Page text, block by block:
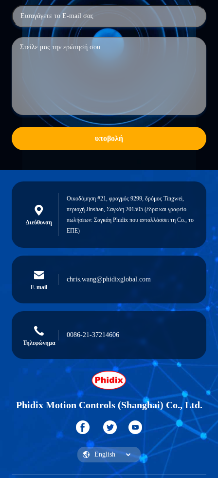
υποβολή
Διεύθυνση
Οικοδόμηση #21, φραγμός 9299, δρόμος Tingwei,
περιοχή Jinshan, Σαγκάη 201505 (έδρα και γραφείο
πωλήσεων: Σαγκάη Phidix που ανταλλάσσει τη Co., το
ΕΠΕ)
E-mail
chris.wang@phidixglobal.com
Τηλεφώνημα
0086-21-37214606
Phidix Motion Controls (Shanghai) Co., Ltd.